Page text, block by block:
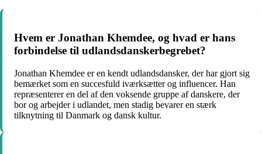
Hvem er Jonathan Khemdee, og hvad er hans
forbindelse til udlandsdanskerbegrebet?
Jonathan Khemdee er en kendt udlandsdansker, der har gjort sig
bemærket som en succesfuld iværksætter og influencer. Han
repræsenterer en del af den voksende gruppe af danskere, der
bor og arbejder i udlandet, men stadig bevarer en stærk
tilknytning til Danmark og dansk kultur.